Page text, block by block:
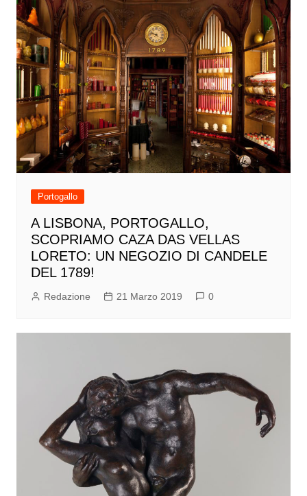
Portogallo
A LISBONA, PORTOGALLO,
SCOPRIAMO CAZA DAS VELLAS
LORETO: UN NEGOZIO DI CANDELE
DEL 1789!
Redazione 21 Marzo 2019 0